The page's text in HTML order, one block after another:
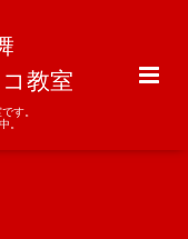
教室
す。
。